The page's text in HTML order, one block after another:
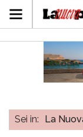
Sei in: La